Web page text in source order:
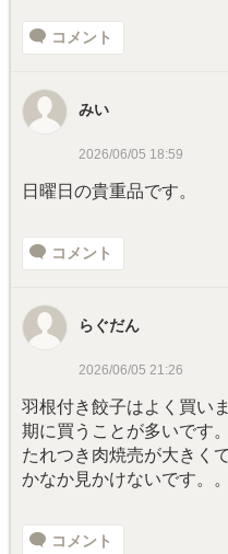
コメント
みい
2026/06/05 18:59
日曜日の貴重品です。
コメント
らぐだん
2026/06/05 21:26
羽根付き餃子はよく買い
期に買うことが多いです。
たれつき肉焼売が大きく
かなか見かけないです。。
コメント